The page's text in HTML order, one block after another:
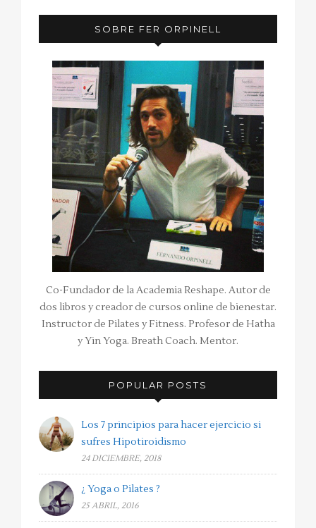
SOBRE FER ORPINELL
Co-Fundador de la Academia Reshape. Autor de
dos libros y creador de cursos online de bienestar.
Instructor de Pilates y Fitness. Profesor de Hatha
y Yin Yoga. Breath Coach. Mentor.
POPULAR POSTS
Los 7 principios para hacer ejercicio si
sufres Hipotiroidismo
24 DICIEMBRE, 2018
¿ Yoga o Pilates ?
25 ABRIL, 2016